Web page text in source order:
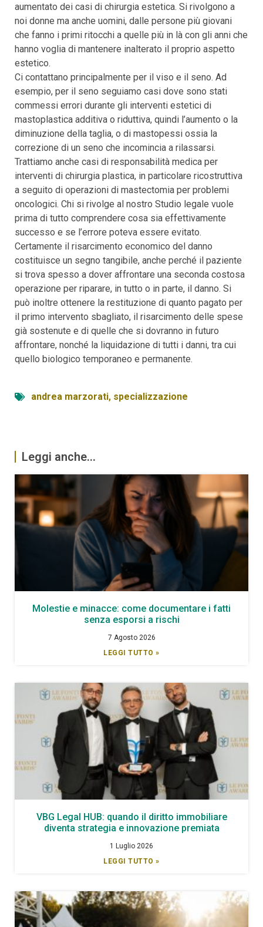
aumentato dei casi di chirurgia estetica. Si rivolgono a
noi donne ma anche uomini, dalle persone più giovani
che fanno i primi ritocchi a quelle più in là con gli anni che
hanno voglia di mantenere inalterato il proprio aspetto
estetico.
Ci contattano principalmente per il viso e il seno. Ad
esempio, per il seno seguiamo casi dove sono stati
commessi errori durante gli interventi estetici di
mastoplastica additiva o riduttiva, quindi l’aumento o la
diminuzione della taglia, o di mastopessi ossia la
correzione di un seno che incomincia a rilassarsi.
Trattiamo anche casi di responsabilità medica per
interventi di chirurgia plastica, in particolare ricostruttiva
a seguito di operazioni di mastectomia per problemi
oncologici. Chi si rivolge al nostro Studio legale vuole
prima di tutto comprendere cosa sia effettivamente
successo e se l’errore poteva essere evitato.
Certamente il risarcimento economico del danno
costituisce un segno tangibile, anche perché il paziente
si trova spesso a dover affrontare una seconda costosa
operazione per riparare, in tutto o in parte, il danno. Si
può inoltre ottenere la restituzione di quanto pagato per
il primo intervento sbagliato, il risarcimento delle spese
già sostenute e di quelle che si dovranno in futuro
affrontare, nonché la liquidazione di tutti i danni, tra cui
quello biologico temporaneo e permanente.
andrea marzorati, specializzazione
Leggi anche...
Molestie e minacce: come documentare i fatti
senza esporsi a rischi
7 Agosto 2026
LEGGI TUTTO »
VBG Legal HUB: quando il diritto immobiliare
diventa strategia e innovazione premiata
1 Luglio 2026
LEGGI TUTTO »